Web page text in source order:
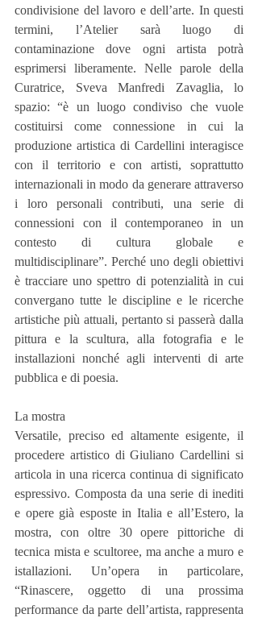
condivisione del lavoro e dell’arte. In questi
termini, l’Atelier sarà luogo di
contaminazione dove ogni artista potrà
esprimersi liberamente. Nelle parole della
Curatrice, Sveva Manfredi Zavaglia, lo
spazio: “è un luogo condiviso che vuole
costituirsi come connessione in cui la
produzione artistica di Cardellini interagisce
con il territorio e con artisti, soprattutto
internazionali in modo da generare attraverso
i loro personali contributi, una serie di
connessioni con il contemporaneo in un
contesto di cultura globale e
multidisciplinare”. Perché uno degli obiettivi
è tracciare uno spettro di potenzialità in cui
convergano tutte le discipline e le ricerche
artistiche più attuali, pertanto si passerà dalla
pittura e la scultura, alla fotografia e le
installazioni nonché agli interventi di arte
pubblica e di poesia.
La mostra
Versatile, preciso ed altamente esigente, il
procedere artistico di Giuliano Cardellini si
articola in una ricerca continua di significato
espressivo. Composta da una serie di inediti
e opere già esposte in Italia e all’Estero, la
mostra, con oltre 30 opere pittoriche di
tecnica mista e scultoree, ma anche a muro e
istallazioni. Un’opera in particolare,
“Rinascere, oggetto di una prossima
performance da parte dell’artista, rappresenta